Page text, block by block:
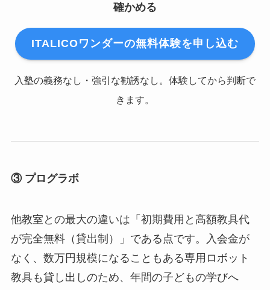
確かめる
ITALICOワンダーの無料体験を申し込む
入塾の義務なし・強引な勧誘なし。体験してから判断で
きます。
③ プログラボ
他教室との最大の違いは「初期費用と高額教具代
が完全無料（貸出制）」である点です。入会金が
なく、数万円規模になることもある専用ロボット
教具も貸し出しのため、年間の子どもの学びへ